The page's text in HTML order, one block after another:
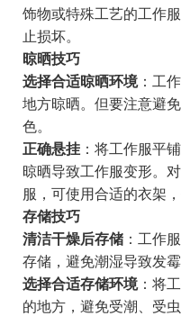
饰物或特殊工艺的工作
止损坏。
晾晒技巧
选择合适晾晒环境：工
地方晾晒。但要注意避
色。
正确悬挂：将工作服平
晾晒导致工作服变形。
服，可使用合适的衣架，
存储技巧
清洁干燥后存储：工作
存储，避免潮湿导致发霉
选择合适存储环境：将
的地方，避免受潮、受